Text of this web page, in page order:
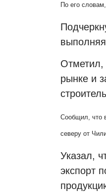
По его
Отметил,
рынке и
Сообщил, что
северу от
Указал,
экспорт